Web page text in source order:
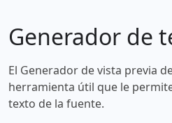
Generador de
El Generador de vista previa
herramienta útil que le
texto de la fuente.